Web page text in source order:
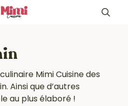
Mimi Cuisine des
Ainsi que d’autres
au plus élaboré !